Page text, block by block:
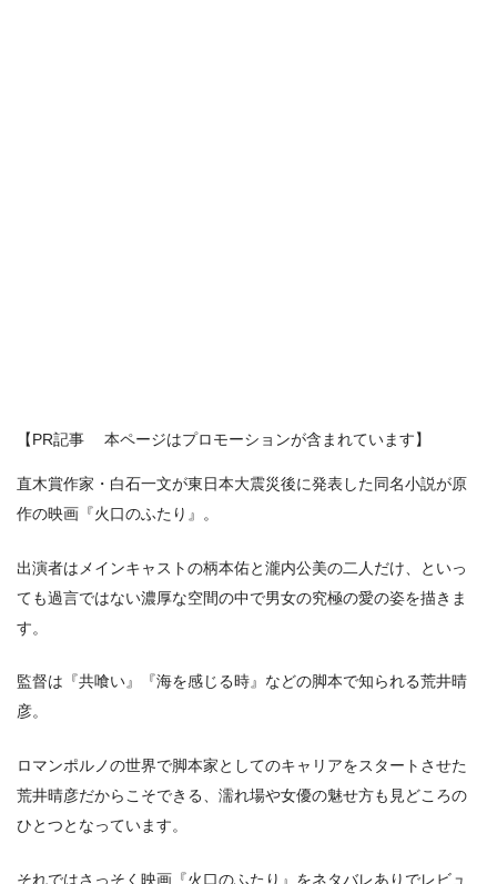
【PR記事 本ページはプロモーションが含まれています】
直木賞作家・白石一文が東日本大震災後に発表した同名小説が原
作の映画『火口のふたり』。
出演者はメインキャストの柄本佑と瀧内公美の二人だけ、といっ
ても過言ではない濃厚な空間の中で男女の究極の愛の姿を描きま
す。
監督は『共喰い』『海を感じる時』などの脚本で知られる荒井晴
彦。
ロマンポルノの世界で脚本家としてのキャリアをスタートさせた
荒井晴彦だからこそできる、濡れ場や女優の魅せ方も見どころの
ひとつとなっています。
それではさっそく映画『火口のふたり』をネタバレありでレビュ